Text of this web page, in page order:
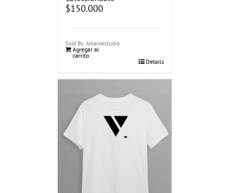
$150.000
Sold By: Amaroestudio
Agregar al
carrito
Details